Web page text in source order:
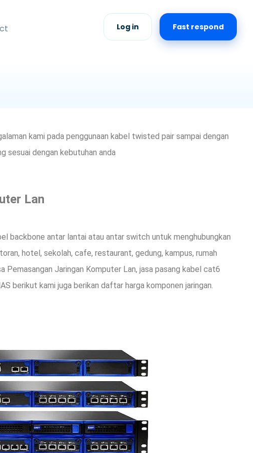
Fast respond
Log in
kami pada penggunaan kabel twisted pair sampai dengan
sesuai dengan kebutuhan anda
Lan
backbone antar lantai atau antar switch untuk menghubungkan
hotel, sekolah, cafe, restaurant, gedung, kampus, rumah
Jaringan Komputer Lan, jasa pasang kabel cat6
berikut kami juga berikan daftar harga komponen jaringan.